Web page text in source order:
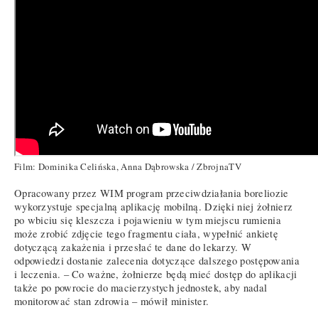
Film: Dominika Celińska, Anna Dąbrowska / ZbrojnaTV
Opracowany przez WIM program przeciwdziałania boreliozie
wykorzystuje specjalną aplikację mobilną. Dzięki niej żołnierz
po wbiciu się kleszcza i pojawieniu w tym miejscu rumienia
może zrobić zdjęcie tego fragmentu ciała, wypełnić ankietę
dotyczącą zakażenia i przesłać te dane do lekarzy. W
odpowiedzi dostanie zalecenia dotyczące dalszego postępowania
i leczenia. – Co ważne, żołnierze będą mieć dostęp do aplikacji
także po powrocie do macierzystych jednostek, aby nadal
monitorować stan zdrowia – mówił minister.